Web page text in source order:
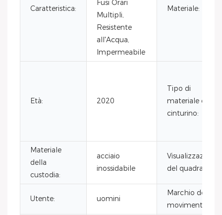
Caratteristica:
Fusi Orari
Multipli,
Resistente
all'Acqua,
Impermeabile
Materiale:
Età: 2020
Tipo di
materiale del
cinturino:
Materiale
della
custodia:
acciaio
inossidabile
Visualizzazione
del quadrante:
Utente: uomini
Marchio del
movimento: